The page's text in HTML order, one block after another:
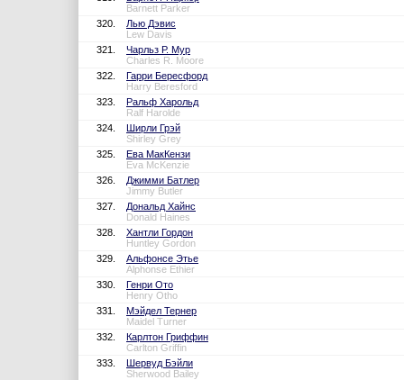
Barnett Parker
320.
Лью Дэвис
Lew Davis
321.
Чарльз Р. Мур
Charles R. Moore
322.
Гарри Бересфорд
Harry Beresford
323.
Ральф Харольд
Ralf Harolde
324.
Ширли Грэй
Shirley Grey
325.
Ева МакКензи
Eva McKenzie
326.
Джимми Батлер
Jimmy Butler
327.
Дональд Хайнс
Donald Haines
328.
Хантли Гордон
Huntley Gordon
329.
Альфонсе Этье
Alphonse Ethier
330.
Генри Ото
Henry Otho
331.
Мэйдел Тернер
Maidel Turner
332.
Карлтон Гриффин
Carlton Griffin
333.
Шервуд Бэйли
Sherwood Bailey